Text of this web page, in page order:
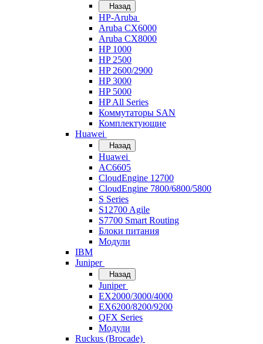
Назад
HP-Aruba
Aruba CX6000
Aruba CX8000
HP 1000
HP 2500
HP 2600/2900
HP 3000
HP 5000
HP All Series
Коммутаторы SAN
Комплектующие
Huawei
Назад
Huawei
AC6605
CloudEngine 12700
CloudEngine 7800/6800/5800
S Series
S12700 Agile
S7700 Smart Routing
Блоки питания
Модули
IBM
Juniper
Назад
Juniper
EX2000/3000/4000
EX6200/8200/9200
QFX Series
Модули
Ruckus (Brocade)